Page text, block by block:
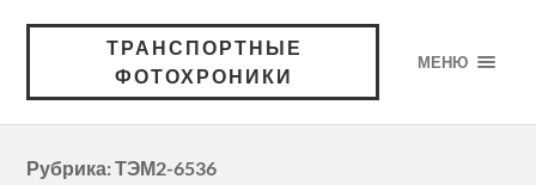
ТРАНСПОРТНЫЕ
ФОТОХРОНИКИ
МЕНЮ
Рубрика:ТЭМ2-6536